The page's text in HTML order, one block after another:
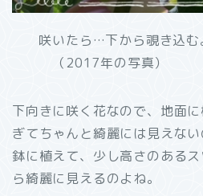
咲いたら…下から覗き込む
（2017年の写真）
下向きに咲く花なので、地面
ぎてちゃんと綺麗には見えない
鉢に植えて、少し高さのある
ら綺麗に見えるのよね。